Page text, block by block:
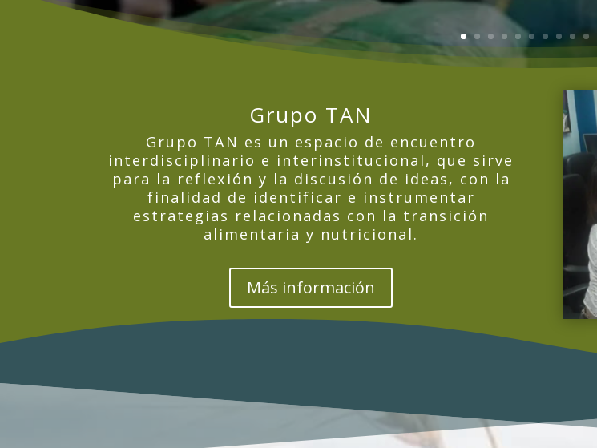
Grupo TAN
Grupo TAN es un espacio de encuentro
interdisciplinario e interinstitucional, que sirve
para la reflexión y la discusión de ideas, con la
finalidad de identificar e instrumentar
estrategias relacionadas con la transición
alimentaria y nutricional.
Más información